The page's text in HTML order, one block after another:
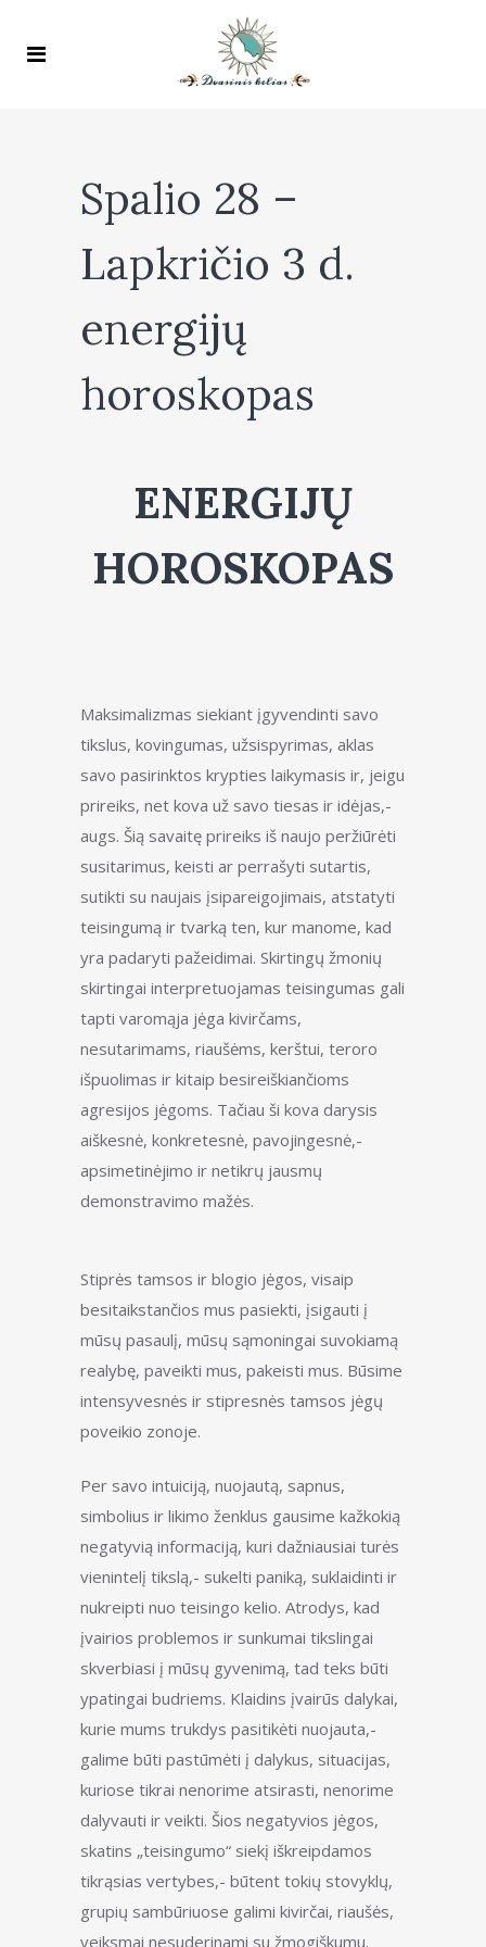
Spalio 28 –
Lapkričio 3 d.
energijų
horoskopas
ENERGIJŲ
HOROSKOPAS
Maksimalizmas siekiant įgyvendinti savo
tikslus, kovingumas, užsispyrimas, aklas
savo pasirinktos krypties laikymasis ir, jeigu
prireiks, net kova už savo tiesas ir idėjas,-
augs. Šią savaitę prireiks iš naujo peržiūrėti
susitarimus, keisti ar perrašyti sutartis,
sutikti su naujais įsipareigojimais, atstatyti
teisingumą ir tvarką ten, kur manome, kad
yra padaryti pažeidimai. Skirtingų žmonių
skirtingai interpretuojamas teisingumas gali
tapti varomąja jėga kivirčams,
nesutarimams, riaušėms, kerštui, teroro
išpuolimas ir kitaip besireiškiančioms
agresijos jėgoms. Tačiau ši kova darysis
aiškesnė, konkretesnė, pavojingesnė,-
apsimetinėjimo ir netikrų jausmų
demonstravimo mažės.
Stiprės tamsos ir blogio jėgos, visaip
besitaikstančios mus pasiekti, įsigauti į
mūsų pasaulį, mūsų sąmoningai suvokiamą
realybę, paveikti mus, pakeisti mus. Būsime
intensyvesnės ir stipresnės tamsos jėgų
poveikio zonoje.
Per savo intuiciją, nuojautą, sapnus,
simbolius ir likimo ženklus gausime kažkokią
negatyvią informaciją, kuri dažniausiai turės
vienintelį tikslą,- sukelti paniką, suklaidinti ir
nukreipti nuo teisingo kelio. Atrodys, kad
įvairios problemos ir sunkumai tikslingai
skverbiasi į mūsų gyvenimą, tad teks būti
ypatingai budriems. Klaidins įvairūs dalykai,
kurie mums trukdys pasitikėti nuojauta,-
galime būti pastūmėti į dalykus, situacijas,
kuriose tikrai nenorime atsirasti, nenorime
dalyvauti ir veikti. Šios negatyvios jėgos,
skatins „teisingumo“ siekį iškreipdamos
tikrąsias vertybes,- būtent tokių stovyklų,
grupių sambūriuose galimi kivirčai, riaušės,
veiksmai nesuderinami su žmogiškumu.